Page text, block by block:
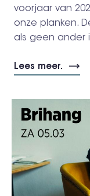
voorjaar van
onze planken.
als geen ander
Lees meer.